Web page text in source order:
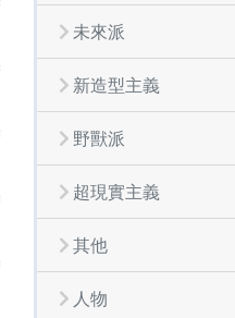
未來派
新造型主義
野獸派
超現實主義
其他
人物